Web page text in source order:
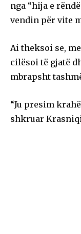
nga “hija e
vendin për vite
Ai theksoi se,
cilësoi të gjatë
mbrapsht
“Ju presim
shkruar